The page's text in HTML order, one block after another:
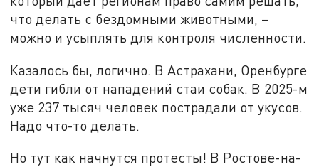
что делать с бездомными животными, –
можно и усыплять для контроля численности.
Казалось бы, логично. В Астрахани, Оренбурге
дети гибли от нападений стаи собак. В 2025-м
уже 237 тысяч человек пострадали от укусов.
Надо что-то делать.
Но тут как начнутся протесты! В Ростове-на-